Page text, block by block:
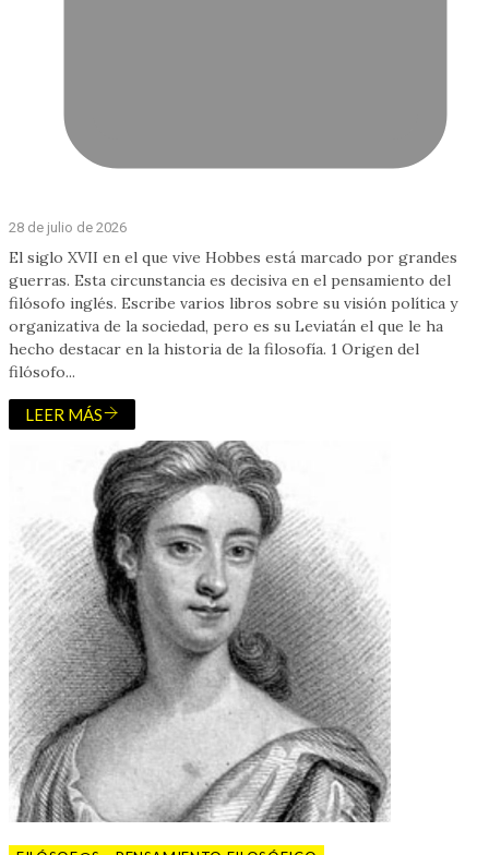
28 de julio de 2026
El siglo XVII en el que vive Hobbes está marcado por grandes
guerras. Esta circunstancia es decisiva en el pensamiento del
filósofo inglés. Escribe varios libros sobre su visión política y
organizativa de la sociedad, pero es su Leviatán el que le ha
hecho destacar en la historia de la filosofía. 1 Origen del
filósofo...
LEER MÁS